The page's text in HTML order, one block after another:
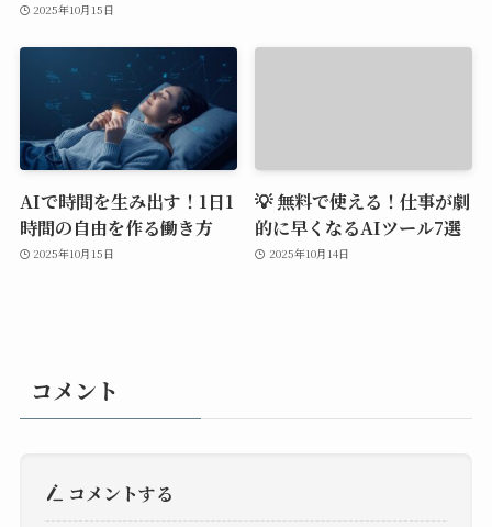
2025年10月15日
AIで時間を生み出す！1日1
時間の自由を作る働き方
2025年10月15日
💡 無料で使える！仕事が劇
的に早くなるAIツール7選
2025年10月14日
コメント
コメントする